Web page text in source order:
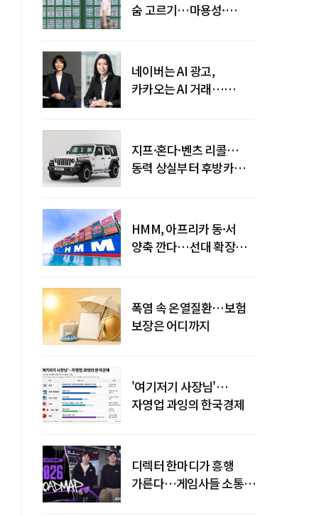
숨 고르기…마용성·
네이버는 AI 광고,
카카오는 AI 거래…
지프·혼다·벤츠 리콜…
동력 상실부터 후방카메라
HMM, 아프리카 동·서
양축 깐다…선대 확장
폭염 속 온열질환…보험
보장은 어디까지
'여기저기 사장님'…
자영업 과잉의 한국경제
디렉터 한마디가 흥행
가른다…게임사들 소통